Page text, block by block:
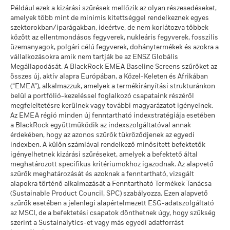
Összhozam, %
4,4 3,2
Referenciaérték,
% USD
4,6 3,3
A feltüntetett adatok múltbeli teljesítményre vonatkoznak. A
múltbeli teljesítmény nem ad megbízható előrejelzést az
aktuális vagy jövőbeli eredményeket illetően, ezért az nem
lehet egy adott termék vagy stratégia kiválasztása során az
egyetlen tényező.
A teljesítmény nettó eszközérték (NEÉ) alapján, adott esetben
a bruttó jövedelem újrabefektetése mellett kerül
feltüntetésre. A teljesítményadatok alapja az ETF nettó
eszközértéke (NEÉ), amely nem feltétlenül egyezik az ETF
piaci értékével. Az egyéni befektetésijegy-tulajdonosok a NEÉ
teljesítményétől eltérő hozamokat realizálhatnak..
Az Ön befektetésének hozama a devizaárfolyam-ingadozások
következtében növekedhet vagy csökkenhet, ha befektetésére
a múltbeli teljesítmény kiszámításánál használt pénznemtől
eltérő pénznemben kerül sor.Forrás:Blackrock
A stresszforgatókönyv bemutatja, hogy szélsőséges piaci
körülmények esetén mekkora összeget kaphat vissza.
Lipper globális alapbesorolás
ekkor: 2026. júl. 17.
Bond USD Short Term
MSCI súlyozott átlagos
szénintenzitás (Tons
CO2E/$M SALES)
ekkor: 2026. júl. 17.
28,52
MSCI-implikált hőmérséklet-
emelkedés (0-3,0+ °C)
ekkor: 2026. júl. 17.
> 2,0-2,5°C
MSCI ESG % lefedettség
ekkor: 2026. júl. 17.
99,67
MSCI ESG minőségi
pontszám -
Versenytársszázalék
ekkor: 2026. júl. 17.
91,83
A versenytárscsoport alapjai
ekkor: 2026. júl. 17.
208
MSCI súlyozott átlagos
MSCI - Szurokföldek
ekkor: 2026. aug. 06.
0,00%
Üzleti részvételi lefedettség
ekkor: 2026. aug. 06.
93,23%
Nem lefedett Alap
százalékos aránya
ekkor: 2026. aug. 06.
6,77%
A fenti, termikus szénre és olajhomokra vonatkozó, BlackRock
üzleti részvételi kitettségi adatok azokkal a vállalatokkal
kapcsolatban kerülnek kiszámításra és jelentésre, amelyek az
MSCI ESG-kutatás meghatározása szerint bevételük több
mint 5%-át termikus szénből vagy olajhomokból nyerik. Azon
vállalatokra vonatkozóan, amelyek (0%-os bevételi
küszöbértéket figyelembe véve) bevételt generálnak termikus
szénből, illetve olajhomokból, az MSCI ESG-kutatás a
következő kitettségi szinteket határozza meg: Termikus szén
Például ezek a kizárási szűrések mellőzik az olyan részesedéseket,
amelyek több mint de minimis kitettséggel rendelkeznek egyes
szektorokban/iparágakban, ideértve, de nem korlátozva többek
között az ellentmondásos fegyverek, nukleáris fegyverek, fosszilis
üzemanyagok, polgári célú fegyverek, dohánytermékek és azokra a
vállalkozásokra amik nem tartják be az ENSZ Globális
Megállapodását. A BlackRock EMEA Baseline Screens szűrőket az
összes új, aktív alapra Európában, a Közel-Keleten és Afrikában
(“EMEA”), alkalmazzuk, amelyek a termékirányítási strukturánkon
belül a portfólió-kezeléssel foglalkozó csapataink részéről
megfeleltetésre kerülnek vagy további magyarázatot igényelnek.
Az EMEA régió minden új fenntartható indexstratégiája esetében
a BlackRock együttműködik az indexszolgáltatóval annak
érdekében, hogy az azonos szűrők tükröződjenek az egyedi
indexben. A külön számlával rendelkező minősített befektetők
igényelhetnek kizárási szűréseket, amelyek a befektető által
meghatározott specifikus kritériumokhoz igazodnak. Az alapvető
szűrők meghatározását és azoknak a fenntartható, vizsgált
alapokra történő alkalmazását a Fenntartható Termékek Tanácsa
(Sustainable Product Council, SPC) szabályozza. Ezen alapvető
szűrők esetében a jelenlegi alapértelmezett ESG-adatszolgáltató
az MSCI, de a befektetési csapatok dönthetnek úgy, hogy szükség
szerint a Sustainalytics-et vagy más egyedi adatforrást